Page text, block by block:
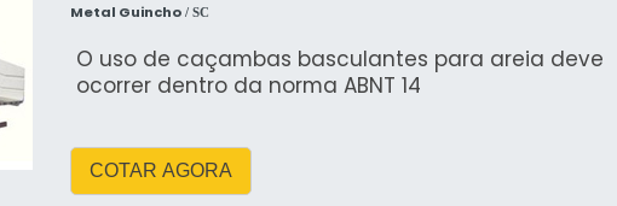
Metal Guincho / SC
O uso de caçambas basculantes para areia deve
ocorrer dentro da norma ABNT 14
COTAR AGORA